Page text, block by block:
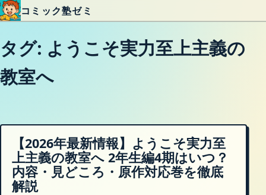
内容をスキップ
コミック塾ゼミ
タグ: ようこそ実力至上主義の
教室へ
【2026年最新情報】ようこそ実力至
上主義の教室へ 2年生編4期はいつ？
内容・見どころ・原作対応巻を徹底
解説